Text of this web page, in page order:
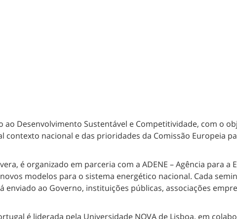
ao Desenvolvimento Sustentável e Competitividade, com o
nacional e das prioridades da Comissão Europeia
é organizado em parceria com a ADENE – Agência para a
modelos para o sistema energético nacional. Cada
ao Governo, instituições públicas, associações
é liderada pela Universidade NOVA de Lisboa, em